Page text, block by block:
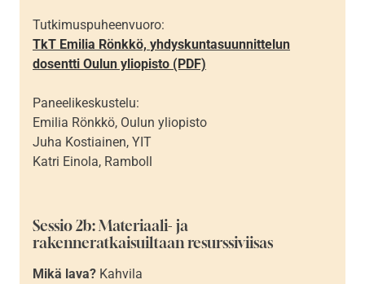
Tutkimuspuheenvuoro:
TkT Emilia Rönkkö, yhdyskuntasuunnittelun
dosentti Oulun yliopisto (PDF)
Paneelikeskustelu:
Emilia Rönkkö, Oulun yliopisto
Juha Kostiainen, YIT
Katri Einola, Ramboll
Sessio 2b: Materiaali- ja
rakenneratkaisuiltaan resurssiviisas
Mikä lava? Kahvila